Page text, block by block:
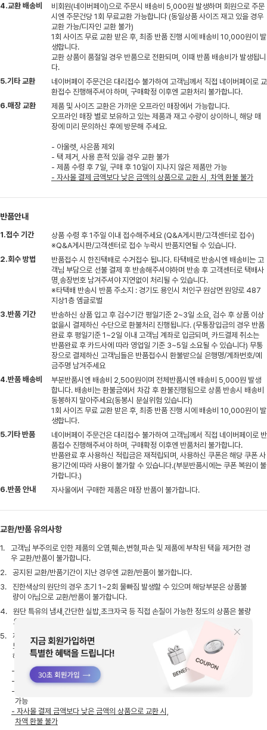
4.교환 배송비
비회원(네이버페이)으로 주문시 배송비 5,000원 발생하며 회원으로 주문
시엔 주문건당 1회 무료교환 가능합니다 (동일상품 사이즈 재고 있을 경우
교환 가능/디자인 교환 불가)
1회 사이즈 무료 교환 받은 후, 최종 반품 진행 시에 배송비 10,000원이 발
생합니다.
교환 상품이 품절일 경우 반품으로 전환되며, 이때 반품 배송비가 발생됩니
다.
5.기타 교환
네이버페이 주문건은 대리접수 불가하여 고객님께서 직접 네이버페이로 교
환접수 진행해주셔야 하며, 구매확정 이후엔 교환처리 불가합니다.
6.매장 교환
제품 및 사이즈 교환은 가까운 오프라인 매장에서 가능합니다.
오프라인 매장 별로 보유하고 있는 제품과 재고 수량이 상이하니, 해당 매
장에 미리 문의하신 후에 방문해 주세요.
- 아울렛, 사은품 제외
- 택 제거, 사용 흔적 있을 경우 교환 불가
- 제품 수령 후 7일, 구매 후 10일이 지나지 않은 제품만 가능
- 자사몰 결제 금액보다 낮은 금액의 상품으로 교환 시, 차액 환불 불가
반품안내
1.접수 기간
상품 수령 후 1주일 이내 접수해주세요 (Q&A게시판/고객센터로 접수)
※Q&A게시판/고객센터로 접수 누락시 반품지연될 수 있습니다.
2.회수 방법
반품접수 시 한진택배로 수거접수 됩니다. 타택배로 반송시엔 배송비는 고
객님 부담으로 선불 결제 후 반송해주셔야하며 반송 후 고객센터로 택배사
명,송장번호 남겨주셔야 지연없이 처리될 수 있습니다.
※타택배 반송시 반품 주소지 : 경기도 용인시 처인구 원삼면 원양로 487
지상1층 엠글로벌
3.반품 기간
반송하신 상품 입고 후 검수기간 평일기준 2~3일 소요, 검수 후 상품 이상
없을시 결제하신 수단으로 환불처리 진행됩니다. (무통장입금의 경우 반품
완료 후 평일기준 1~2일 이내 고객님 계좌로 입금되며, 카드결제 취소는
반품완료 후 카드사에 따라 영업일 기준 3~5일 소요될 수 있습니다) 무통
장으로 결제하신 고객님들은 반품접수시 환불받으실 은행명/계좌번호/예
금주명 남겨주세요
4.반품 배송비
부분반품시엔 배송비 2,500원이며 전체반품시엔 배송비 5,000원 발생
합니다. 배송비는 환불금에서 차감 후 환불진행됨으로 상품 반송시 배송비
동봉하지 말아주세요(동봉시 분실위험 있습니다)
1회 사이즈 무료 교환 받은 후, 최종 반품 진행 시에 배송비 10,000원이 발
생합니다.
5.기타 반품
네이버페이 주문건은 대리접수 불가하여 고객님께서 직접 네이버페이로 반
품접수 진행해주셔야 하며, 구매확정 이후엔 반품처리 불가합니다.
반품완료 후 사용하신 적립금은 재적립되며, 사용하신 쿠폰은 해당 쿠폰 사
용기간에 따라 사용이 불가할 수 있습니다.(부분반품시에는 쿠폰 복원이 불
가합니다.)
6.반품 안내
자사몰에서 구매한 제품은 매장 반품이 불가합니다.
교환/반품 유의사항
1.
고객님 부주의로 인한 제품의 오염,훼손,변형,파손 및 제품에 부착된 택을 제거한 경
우 교환/반품이 불가합니다.
2.
공지된 교환/반품기간이 지난 경우엔 교환/반품이 불가합니다.
3.
진한색상의 원단의 경우 초기 1~2회 물빠짐 발생할 수 있으며 해당부분은 상품불
량이 아님으로 교환/반품이 불가합니다.
4.
원단 특유의 냄새,간단한 실밥,초크자국 등 직접 손질이 가능한 정도의 상품은 불량
으로 처리가 어려울 수 있습니다.
5.
제품 및 사이즈 교환은 가까운 오프라인 매장에서 가능합니다. 오프라인 매장 별로
보유하고 있는 제품과 재고 수량이 상이하니, 해당 매장에 미리 문의하신 후에 방문
해 주세요.
- 아울렛, 사은품 제외
- 택 제거, 사용 흔적 있을 경우 교환 불가.
- 제품 수령 후 7일, 구매 후 10일이 지나지 않은 제품만
가능
- 자사몰 결제 금액보다 낮은 금액의 상품으로 교환 시,
차액 환불 불가